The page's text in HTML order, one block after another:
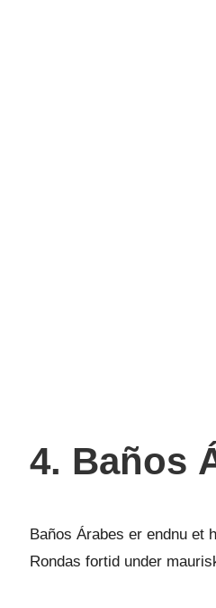
4. Baños
Baños Árabes er endnu et
Rondas fortid under